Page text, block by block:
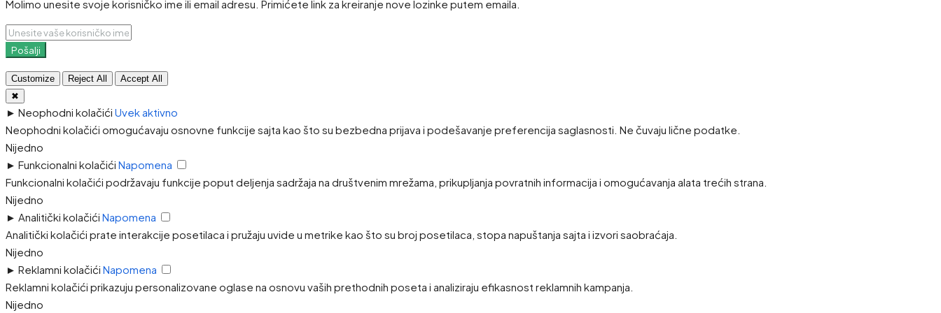
Molimo unesite svoje korisničko ime ili email adresu. Primićete link za kreiranje nove lozinke putem emaila.
Pošalji
Customize Reject All
Accept All
✖
► Neophodni kolačići Uvek aktivno
Neophodni kolačići omogućavaju osnovne funkcije sajta kao što su bezbedna prijava i podešavanje preferencija saglasnosti. Ne čuvaju lične podatke.
Nijedno
► Funkcionalni kolačići Napomena
Funkcionalni kolačići podržavaju funkcije poput deljenja sadržaja na društvenim mrežama, prikupljanja povratnih informacija i omogućavanja alata trećih strana.
Nijedno
► Analitički kolačići Napomena
Analitički kolačići prate interakcije posetilaca i pružaju uvide u metrike kao što su broj posetilaca, stopa napuštanja sajta i izvori saobraćaja.
Nijedno
► Reklamni kolačići Napomena
Reklamni kolačići prikazuju personalizovane oglase na osnovu vaših prethodnih poseta i analiziraju efikasnost reklamnih kampanja.
Nijedno